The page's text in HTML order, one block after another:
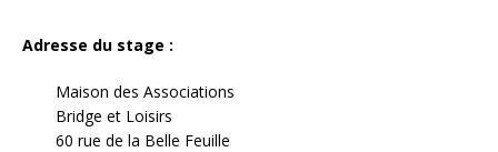
Adresse du stage :
Maison des Associations
Bridge et Loisirs
60 rue de la Belle Feuille